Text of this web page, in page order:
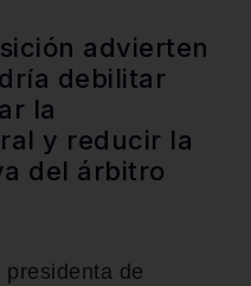
advierten
debilitar
la
y reducir la
del árbitro
presidenta de